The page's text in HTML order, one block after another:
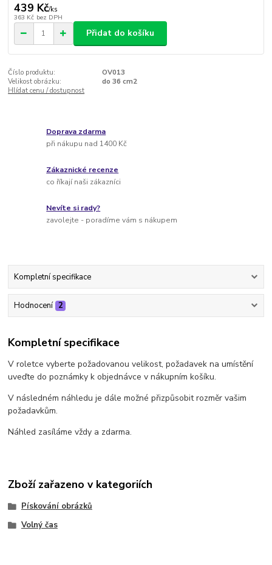
439 Kč/ks
363 Kč bez DPH
Přidat do košíku
Číslo produktu:
OV013
Velikost obrázku:
do 36 cm2
Hlídat cenu / dostupnost
Doprava zdarma
při nákupu nad 1400 Kč
Zákaznické recenze
co říkají naši zákazníci
Nevíte si rady?
zavolejte - poradíme vám s nákupem
Kompletní specifikace
Hodnocení 2
Kompletní specifikace
V roletce vyberte požadovanou velikost, požadavek na umístění
uveďte do poznámky k objednávce v nákupním košíku.
V následném náhledu je dále možné přizpůsobit rozměr vašim
požadavkům.
Náhled zasíláme vždy a zdarma.
Zboží zařazeno v kategoriích
Pískování obrázků
Volný čas